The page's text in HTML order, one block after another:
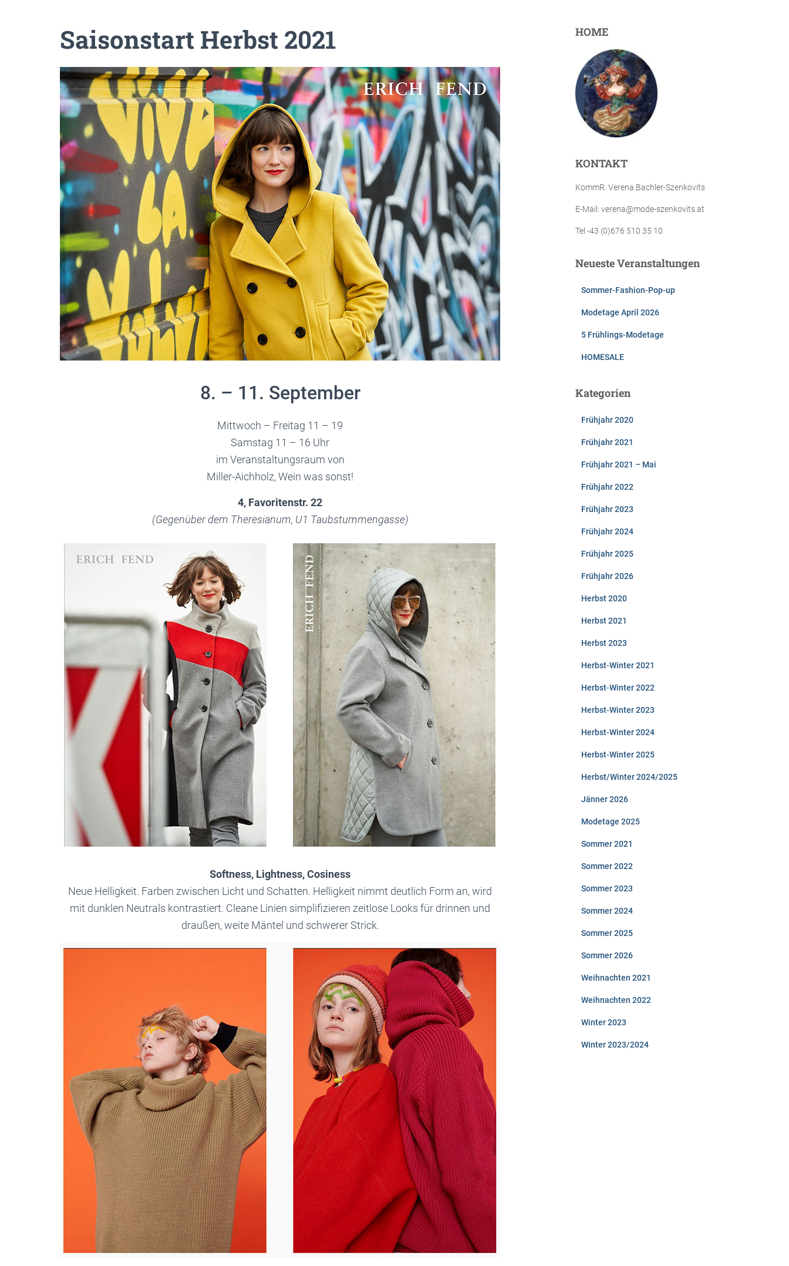
Saisonstart Herbst 2021
8. – 11. September
Mittwoch – Freitag 11 – 19
Samstag 11 – 16 Uhr
im Veranstaltungsraum von
Miller-Aichholz, Wein was sonst!
4, Favoritenstr. 22
(Gegenüber dem Theresianum, U1 Taubstummengasse)
Softness, Lightness, Cosiness
Neue Helligkeit. Farben zwischen Licht und Schatten. Helligkeit nimmt deutlich Form an, wird
mit dunklen Neutrals kontrastiert. Cleane Linien simplifizieren zeitlose Looks für drinnen und
draußen, weite Mäntel und schwerer Strick.
HOME
KONTAKT
KommR. Verena Bachler-Szenkovits
E-Mail: verena@mode-szenkovits.at
Tel -43 (0)676 510 35 10
Neueste Veranstaltungen
Sommer-Fashion-Pop-up
Modetage April 2026
5 Frühlings-Modetage
HOMESALE
Kategorien
Frühjahr 2020
Frühjahr 2021
Frühjahr 2021 – Mai
Frühjahr 2022
Frühjahr 2023
Frühjahr 2024
Frühjahr 2025
Frühjahr 2026
Herbst 2020
Herbst 2021
Herbst 2023
Herbst-Winter 2021
Herbst-Winter 2022
Herbst-Winter 2023
Herbst-Winter 2024
Herbst-Winter 2025
Herbst/Winter 2024/2025
Jänner 2026
Modetage 2025
Sommer 2021
Sommer 2022
Sommer 2023
Sommer 2024
Sommer 2025
Sommer 2026
Weihnachten 2021
Weihnachten 2022
Winter 2023
Winter 2023/2024